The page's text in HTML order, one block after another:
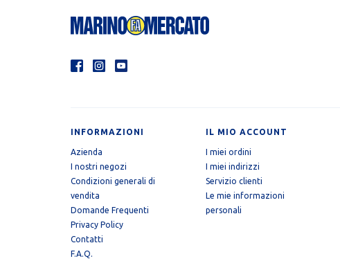
INFORMAZIONI
Azienda
I nostri negozi
Condizioni generali di
vendita
Domande Frequenti
Privacy Policy
Contatti
F.A.Q.
IL MIO ACCOUNT
I miei ordini
I miei indirizzi
Servizio clienti
Le mie informazioni
personali